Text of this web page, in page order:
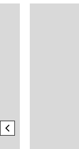
previous element